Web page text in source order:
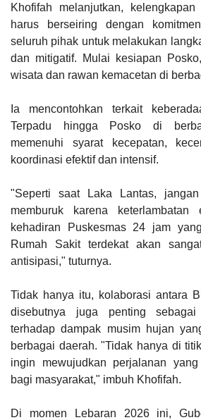
Khofifah melanjutkan,
harus berseiring dengan
seluruh pihak untuk melakukan
dan mitigatif. Mulai kesiapan
wisata dan rawan kemacetan di
Ia mencontohkan terkait
Terpadu hingga Posko di
memenuhi syarat kecepatan,
koordinasi efektif dan intensif.
"Seperti saat Laka Lantas,
memburuk karena keterlambatan
kehadiran Puskesmas 24 jam
Rumah Sakit terdekat akan
antisipasi," tuturnya.
Tidak hanya itu, kolaborasi antara
disebutnya juga penting
terhadap dampak musim hujan
berbagai daerah. "Tidak hanya di
ingin mewujudkan perjalanan
bagi masyarakat," imbuh Khofifah.
Di momen Lebaran 2026 ini,